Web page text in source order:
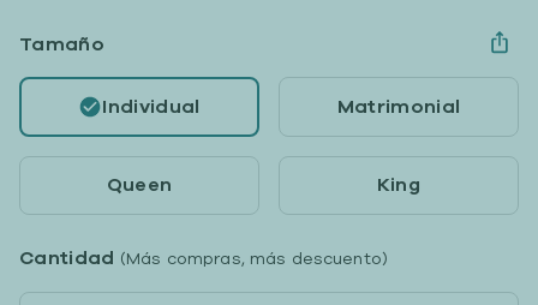
Tamaño
Individual Matrimonial
Queen King
Cantidad (Más compras, más descuento)